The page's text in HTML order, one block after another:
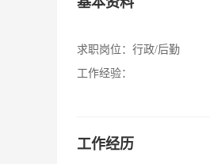
求职岗位： 行政/后勤
工作经验：
工作经历